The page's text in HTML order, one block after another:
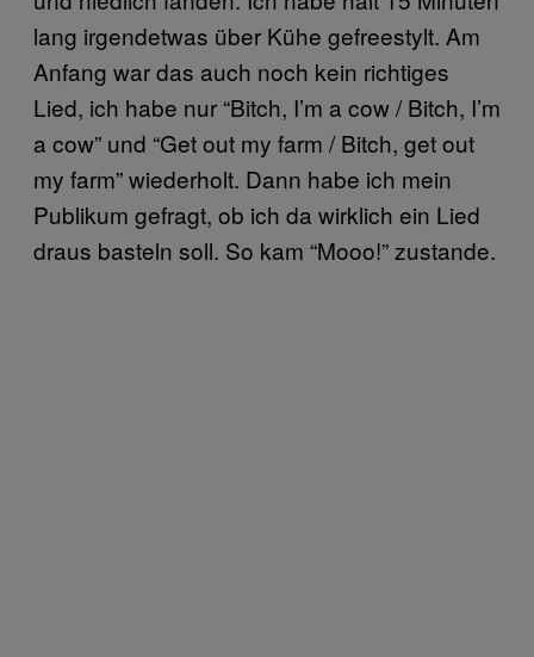
lang irgendetwas über Kühe gefreestylt. Am
Anfang war das auch noch kein richtiges
Lied, ich habe nur “Bitch, I’m a cow / Bitch, I’m
a cow” und “Get out my farm / Bitch, get out
my farm” wiederholt. Dann habe ich mein
Publikum gefragt, ob ich da wirklich ein Lied
draus basteln soll. So kam “Mooo!” zustande.